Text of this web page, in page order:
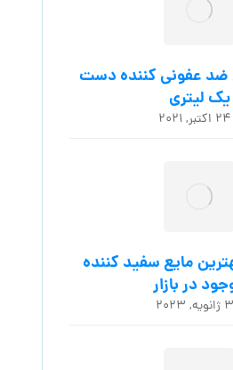
عفونی کننده دست
یک لیتری
۲۴ اکتبر, ۲۰۲۱
مایع سفید کننده
در بازار
۳ ژانویه, ۲۰۲۳